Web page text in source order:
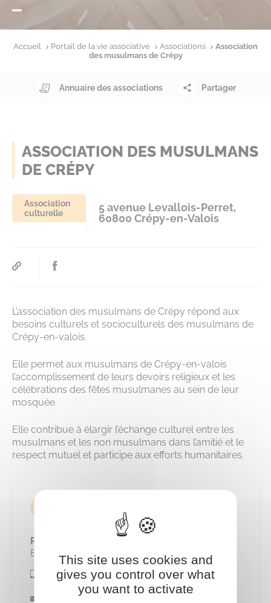
Accueil Portail de la vie associative Associations
Association
des musulmans de Crépy
Annuaire des associations Partager
ASSOCIATION DES MUSULMANS
DE CRÉPY
Association
culturelle
5 avenue Levallois-Perret,
60800 Crépy-en-Valois
L’association des musulmans de Crépy répond aux
besoins culturels et socioculturels des musulmans de
Crépy-en-valois.
Elle permet aux musulmans de Crépy-en-valois
l’accomplissement de leurs devoirs religieux et les
célébrations des fêtes musulmanes au sein de leur
mosquée.
Elle contribue à élargir l’échange culturel entre les
musulmans et les non musulmans dans l’amitié et le
respect mutuel et participe aux efforts humanitaires.
Responsable
EL ATMANI Abdelaziz
0616511270
amc.amc@sfr.fr
This site uses cookies and
gives you control over what
you want to activate